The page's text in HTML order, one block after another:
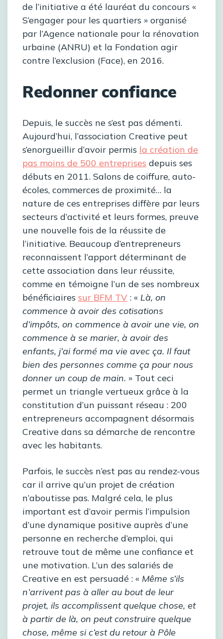
de l’initiative a été lauréat du concours «
S’engager pour les quartiers » organisé
par l’Agence nationale pour la rénovation
urbaine (ANRU) et la Fondation agir
contre l’exclusion (Face), en 2016.
Redonner confiance
Depuis, le succès ne s’est pas démenti.
Aujourd’hui, l’association Creative peut
s’enorgueillir d’avoir permis la création de
pas moins de 500 entreprises depuis ses
débuts en 2011. Salons de coiffure, auto-
écoles, commerces de proximité… la
nature de ces entreprises diffère par leurs
secteurs d’activité et leurs formes, preuve
une nouvelle fois de la réussite de
l’initiative. Beaucoup d’entrepreneurs
reconnaissent l’apport déterminant de
cette association dans leur réussite,
comme en témoigne l’un de ses nombreux
bénéficiaires sur BFM TV : « Là, on
commence à avoir des cotisations
d’impôts, on commence à avoir une vie, on
commence à se marier, à avoir des
enfants, j’ai formé ma vie avec ça. Il faut
bien des personnes comme ça pour nous
donner un coup de main. » Tout ceci
permet un triangle vertueux grâce à la
constitution d’un puissant réseau : 200
entrepreneurs accompagnent désormais
Creative dans sa démarche de rencontre
avec les habitants.
Parfois, le succès n’est pas au rendez-vous
car il arrive qu’un projet de création
n’aboutisse pas. Malgré cela, le plus
important est d’avoir permis l’impulsion
d’une dynamique positive auprès d’une
personne en recherche d’emploi, qui
retrouve tout de même une confiance et
une motivation. L’un des salariés de
Creative en est persuadé : « Même s’ils
n’arrivent pas à aller au bout de leur
projet, ils accomplissent quelque chose, et
à partir de là, on peut construire quelque
chose, même si c’est du retour à Pôle